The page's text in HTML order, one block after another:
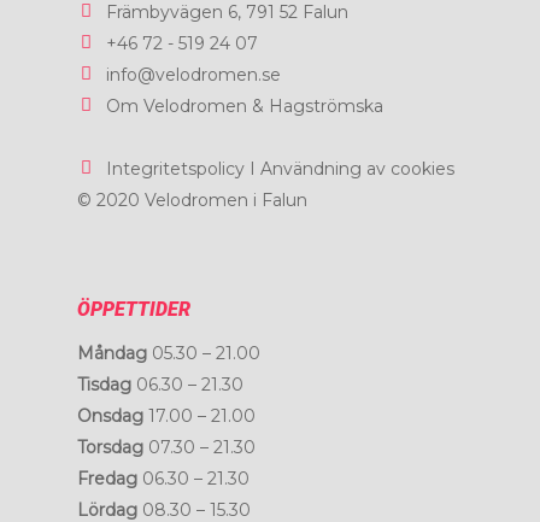
Främbyvägen 6, 791 52 Falun
+46 72 - 519 24 07
info@velodromen.se
Om Velodromen & Hagströmska
Integritetspolicy I Användning av cookies
© 2020 Velodromen i Falun
ÖPPETTIDER
Måndag 05.30 – 21.00
Tisdag 06.30 – 21.30
Onsdag 17.00 – 21.00
Torsdag 07.30 – 21.30
Fredag 06.30 – 21.30
Lördag 08.30 – 15.30
Kontakt